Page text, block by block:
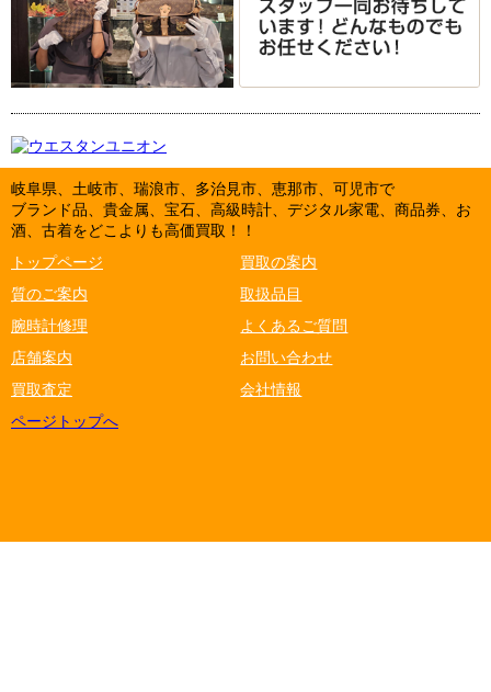
岐阜県、土岐市、瑞浪市、多治見市、恵那市、可児市で
ブランド品、貴金属、宝石、高級時計、デジタル家電、商品券、お
酒、古着をどこよりも高価買取！！
トップページ
買取の案内
質のご案内
取扱品目
腕時計修理
よくあるご質問
店舗案内
お問い合わせ
買取査定
会社情報
ページトップへ